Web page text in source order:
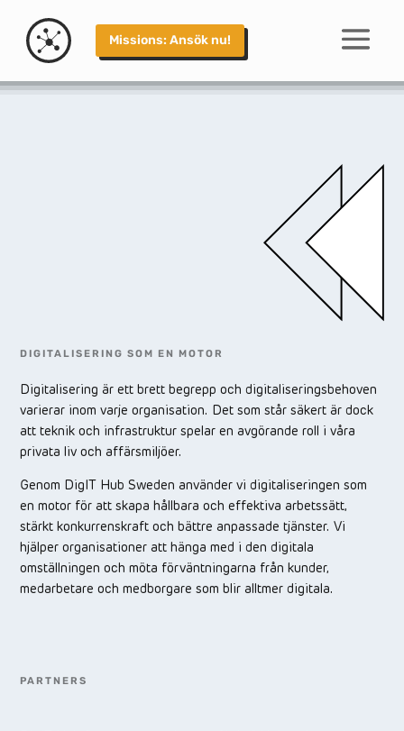
Missions: Ansök nu!
Om DigIT Hub Sweden
DIGITALISERING SOM EN MOTOR
Digitalisering är ett brett begrepp och digitaliseringsbehoven
varierar inom varje organisation. Det som står säkert är dock
att teknik och infrastruktur spelar en avgörande roll i våra
privata liv och affärsmiljöer.
Genom DigIT Hub Sweden använder vi digitaliseringen som
en motor för att skapa hållbara och effektiva arbetssätt,
stärkt konkurrenskraft och bättre anpassade tjänster. Vi
hjälper organisationer att hänga med i den digitala
omställningen och möta förväntningarna från kunder,
medarbetare och medborgare som blir alltmer digitala.
PARTNERS